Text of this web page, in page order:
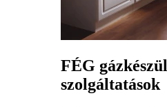
FÉG
szolgáltatások